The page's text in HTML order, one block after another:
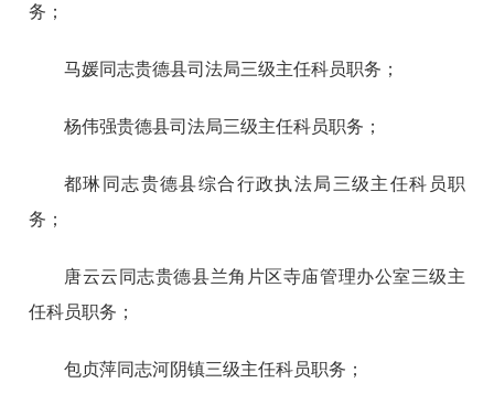
务；
马媛同志贵德县司法局三级主任科员职务；
杨伟强贵德县司法局三级主任科员职务；
都琳同志贵德县综合行政执法局三级主任科员职
务；
唐云云同志贵德县兰角片区寺庙管理办公室三级主
任科员职务；
包贞萍同志河阴镇三级主任科员职务；